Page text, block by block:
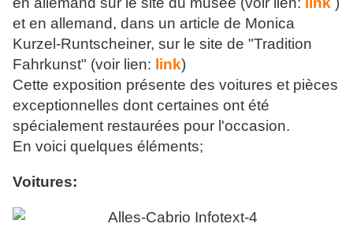
et en allemand, dans un article de Monica
Kurzel-Runtscheiner, sur le site de "Tradition
Fahrkunst" (voir lien: link)
Cette exposition présente des voitures et pièces
exceptionnelles dont certaines ont été
spécialement restaurées pour l'occasion.
En voici quelques éléments;
Voitures: